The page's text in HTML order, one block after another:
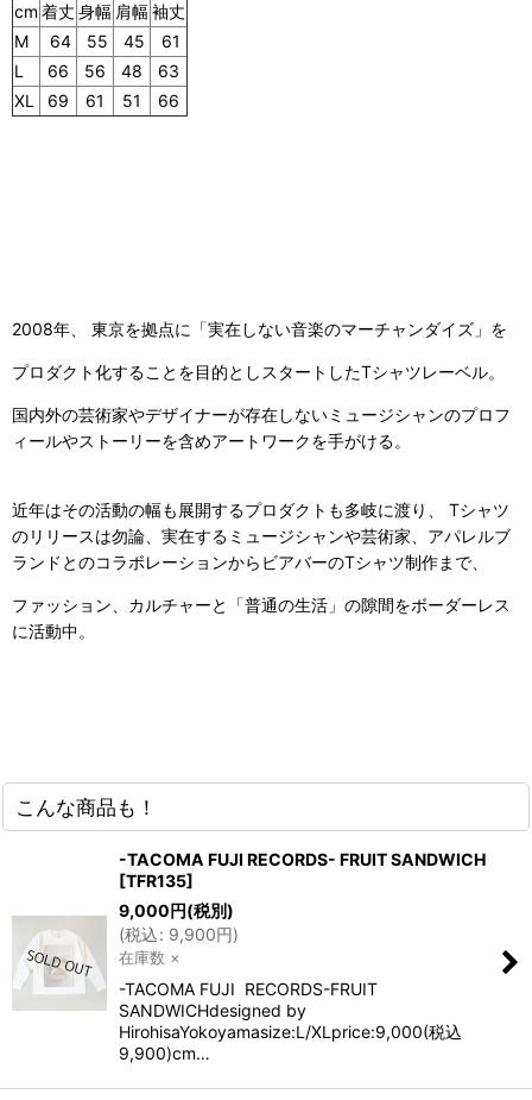
cm着丈 身幅 肩幅袖丈
M
64 55 45
61
L
66 56 48
63
XL
69 61 51 66
2008年、 東京を拠点に「実在しない音楽のマーチャンダイズ」を
プロダクト化することを目的としスタートしたTシャツレーベル。
国内外の芸術家やデザイナーが存在しないミュージシャンのプロフ
ィールやストーリーを含めアートワークを手がける。
近年はその活動の幅も展開するプロダクトも多岐に渡り、 Tシャツ
のリリースは勿論、実在するミュージシャンや芸術家、アパレルブ
ランドとのコラボレーションからビアバーのTシャツ制作まで、
ファッション、カルチャーと「普通の生活」の隙間をボーダーレス
に活動中。
こんな商品も！
-TACOMA FUJI RECORDS- FRUIT SANDWICH
[TFR135]
9,000円(税別)
(税込: 9,900円)
在庫数 ×
-TACOMA FUJI RECORDS-FRUIT
SANDWICHdesigned by
HirohisaYokoyamasize:L/XLprice:9,000(税込
9,900)cm…